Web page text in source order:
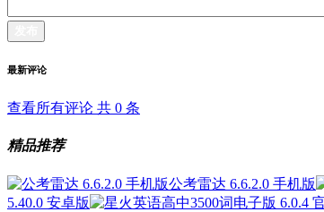
最新评论
查看所有评论 共 0 条
精品推荐
公考雷达 6.6.2.0 手机版
5.40.0 安卓版